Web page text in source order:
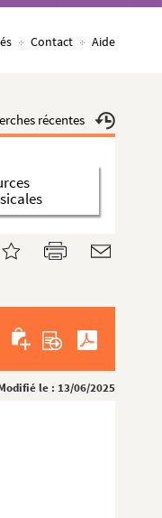
Contact Aide
récentes
le : 13/06/2025